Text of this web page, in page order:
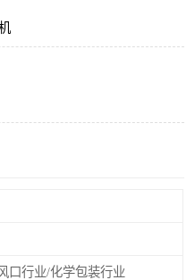
口行业/化学包装行业